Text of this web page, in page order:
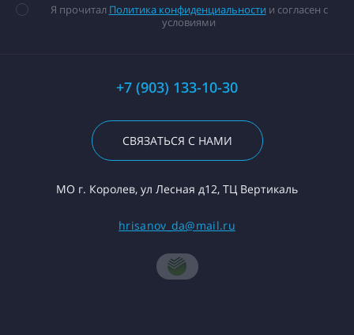
Я прочитал Политика конфиденциальности и согласен с
условиями
+7 (903) 133-10-30
СВЯЗАТЬСЯ С НАМИ
МО г. Королев, ул Лесная д12, ТЦ Вертикаль
hrisanov_da@mail.ru